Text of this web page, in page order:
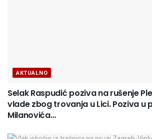
AKTUALNO
Selak Raspudić poziva na rušenje
vlade zbog trovanja u Lici. Poziva u
Milanovića…